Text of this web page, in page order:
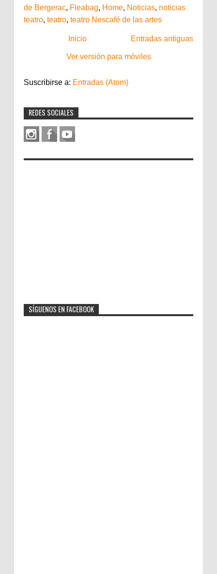
de Bergerac, Fleabag, Home, Noticias, noticias
teatro, teatro, teatro Nescafé de las artes
Entradas antiguas
Inicio
Ver versión para móviles
Suscribirse a: Entradas (Atom)
REDES SOCIALES
SÍGUENOS EN FACEBOOK